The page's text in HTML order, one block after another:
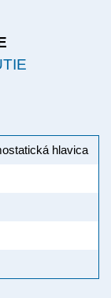
hlavica